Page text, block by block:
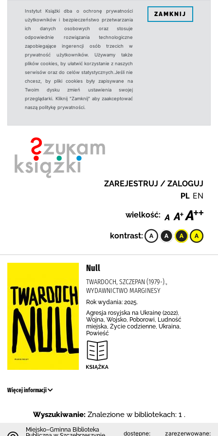
Instytut Książki dba o ochronę prywatności
użytkowników i bezpieczeństwo przetwarzania
ich danych osobowych oraz stosuje
odpowiednie rozwiązania technologiczne
zapobiegające ingerencji osób trzecich w
prywatność użytkowników. Używamy także
plików cookies, by ułatwić korzystanie z naszych
serwisów oraz do celów statystycznych.Jeśli nie
chcesz, by pliki cookies były zapisywane na
Twoim dysku zmień ustawienia swojej
przeglądarki. Kliknij "Zamknij" aby zaakceptować
naszą politykę prywatności.
ZAMKNIJ
ZAREJESTRUJ / ZALOGUJ
PL EN
wielkość:
kontrast:
Null
TWARDOCH, SZCZEPAN (1979-).,
WYDAWNICTWO MARGINESY
Rok wydania: 2025.
Agresja rosyjska na Ukrainę (2022),
Wojna, Wojsko, Poborowi, Ludność
miejska, Życie codzienne, Ukraina,
Powieść
Więcej informacji
Wyszukiwanie: Znalezione w bibliotekach: 1 .
Miejsko–Gminna Biblioteka
dostępne: zarezerwowane: